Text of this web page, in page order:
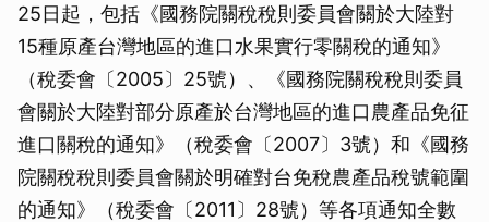
25日起，包括《國務院關稅稅則委員會關於大陸對
15種原產台灣地區的進口水果實行零關稅的通知》
（稅委會〔2005〕25號）、《國務院關稅稅則委員
會關於大陸對部分原產於台灣地區的進口農產品免征
進口關稅的通知》（稅委會〔2007〕3號）和《國務
院關稅稅則委員會關於明確對台免稅農產品稅號範圍
的通知》（稅委會〔2011〕28號）等各項通知全數